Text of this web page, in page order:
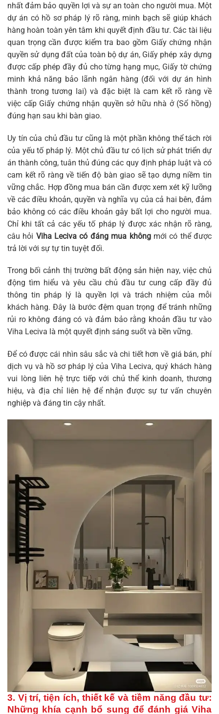
nhất đảm bảo quyền lợi và sự an toàn cho người mua. Một
dự án có hồ sơ pháp lý rõ ràng, minh bạch sẽ giúp khách
hàng hoàn toàn yên tâm khi quyết định đầu tư. Các tài liệu
quan trọng cần được kiểm tra bao gồm Giấy chứng nhận
quyền sử dụng đất của toàn bộ dự án, Giấy phép xây dựng
được cấp phép đầy đủ cho từng hạng mục, Giấy tờ chứng
minh khả năng bảo lãnh ngân hàng (đối với dự án hình
thành trong tương lai) và đặc biệt là cam kết rõ ràng về
việc cấp Giấy chứng nhận quyền sở hữu nhà ở (Sổ hồng)
đúng hạn sau khi bàn giao.
Uy tín của chủ đầu tư cũng là một phần không thể tách rời
của yếu tố pháp lý. Một chủ đầu tư có lịch sử phát triển dự
án thành công, tuân thủ đúng các quy định pháp luật và có
cam kết rõ ràng về tiến độ bàn giao sẽ tạo dựng niềm tin
vững chắc. Hợp đồng mua bán cần được xem xét kỹ lưỡng
về các điều khoản, quyền và nghĩa vụ của cả hai bên, đảm
bảo không có các điều khoản gây bất lợi cho người mua.
Chỉ khi tất cả các yếu tố pháp lý được xác nhận rõ ràng,
câu hỏi Viha Leciva có đáng mua khôngmới có thể được
trả lời với sự tự tin tuyệt đối.
Trong bối cảnh thị trường bất động sản hiện nay, việc chủ
động tìm hiểu và yêu cầu chủ đầu tư cung cấp đầy đủ
thông tin pháp lý là quyền lợi và trách nhiệm của mỗi
khách hàng. Đây là bước đệm quan trọng để tránh những
rủi ro không đáng có và đảm bảo rằng khoản đầu tư vào
Viha Leciva là một quyết định sáng suốt và bền vững.
Để có được cái nhìn sâu sắc và chi tiết hơn về giá bán, phí
dịch vụ và hồ sơ pháp lý của Viha Leciva, quý khách hàng
vui lòng liên hệ trực tiếp với chủ thể kinh doanh, thương
hiệu, và địa chỉ liên hệ để nhận được sự tư vấn chuyên
nghiệp và đáng tin cậy nhất.
3. Vị trí, tiện ích, thiết kế và tiềm năng đầu tư:
Những khía cạnh bổ sung để đánh giá Viha